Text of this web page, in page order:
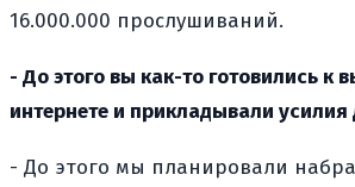
16.000.000 прослушиваний.
- До этого вы как-то готовились к
интернете и прикладывали усилия
- До этого мы планировали